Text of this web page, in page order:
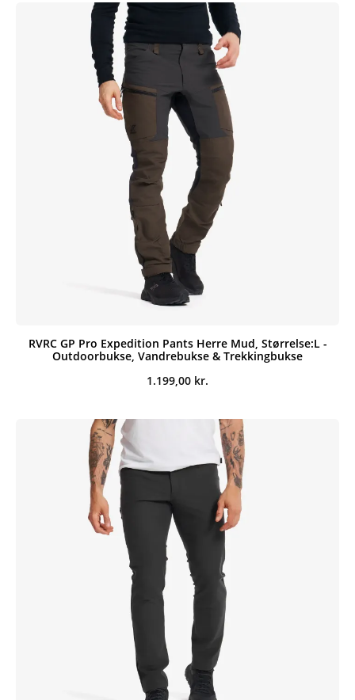
RVRC GP Pro Expedition Pants Herre Mud, Størrelse:L -
Outdoorbukse, Vandrebukse & Trekkingbukse
1.199,00 kr.